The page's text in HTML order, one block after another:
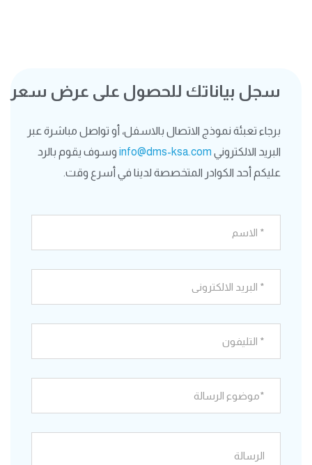
سجل بياناتك للحصول على عرض سعر
برجاء تعبئة نموذج الاتصال بالاسفل، أو تواصل مباشرة عبر
البريد الالكتروني info@dms-ksa.com وسوف يقوم بالرد
عليكم أحد الكوادر المتخصصة لدينا في أسرع وقت.